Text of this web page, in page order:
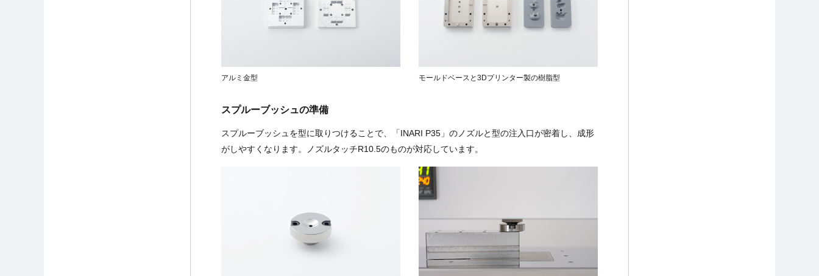
アルミ金型 モールドベースと3Dプリンター製の樹脂型
スプルーブッシュの準備
スプルーブッシュを型に取りつけることで、「INARI P35」のノズルと型の注入口が密着し、成形
がしやすくなります。ノズルタッチR10.5のものが対応しています。